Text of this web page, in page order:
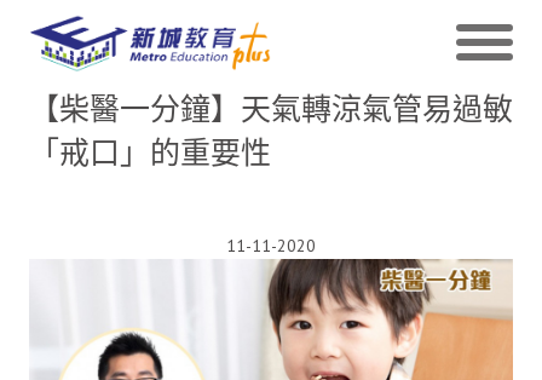
【柴醫一分鐘】天氣轉涼氣管易過敏
「戒口」的重要性
11-11-2020